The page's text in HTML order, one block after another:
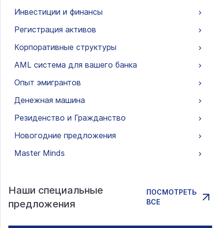
Инвестиции и финансы
Регистрация активов
Корпоративные структуры
AML система для вашего банка
Опыт эмигрантов
Денежная машина
Резиденство и Гражданство
Новогодние предложения
Master Minds
Наши специальные
предложения
ПОСМОТРЕТЬ
ВСЕ